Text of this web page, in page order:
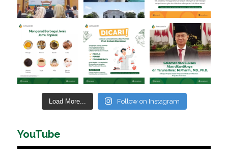
Load More... Follow on Instagram
YouTube